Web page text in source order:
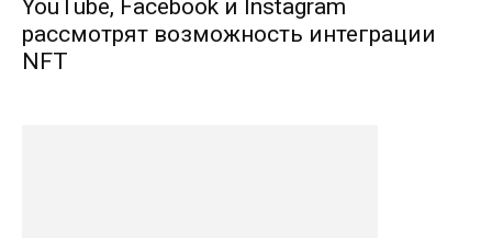
YouTube, Facebook и Instagram
рассмотрят возможность интеграции
NFT